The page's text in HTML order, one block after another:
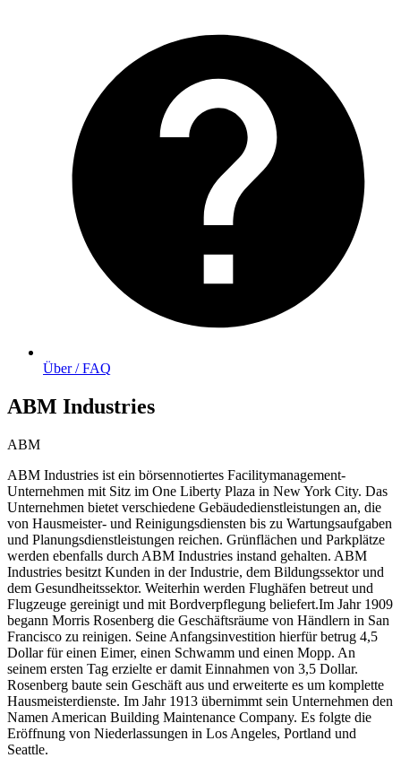
Über / FAQ
ABM Industries
ABM
ABM Industries ist ein börsennotiertes Facilitymanagement-
Unternehmen mit Sitz im One Liberty Plaza in New York City. Das
Unternehmen bietet verschiedene Gebäudedienstleistungen an, die
von Hausmeister- und Reinigungsdiensten bis zu Wartungsaufgaben
und Planungsdienstleistungen reichen. Grünflächen und Parkplätze
werden ebenfalls durch ABM Industries instand gehalten. ABM
Industries besitzt Kunden in der Industrie, dem Bildungssektor und
dem Gesundheitssektor. Weiterhin werden Flughäfen betreut und
Flugzeuge gereinigt und mit Bordverpflegung beliefert.Im Jahr 1909
begann Morris Rosenberg die Geschäftsräume von Händlern in San
Francisco zu reinigen. Seine Anfangsinvestition hierfür betrug 4,5
Dollar für einen Eimer, einen Schwamm und einen Mopp. An
seinem ersten Tag erzielte er damit Einnahmen von 3,5 Dollar.
Rosenberg baute sein Geschäft aus und erweiterte es um komplette
Hausmeisterdienste. Im Jahr 1913 übernimmt sein Unternehmen den
Namen American Building Maintenance Company. Es folgte die
Eröffnung von Niederlassungen in Los Angeles, Portland und
Seattle.